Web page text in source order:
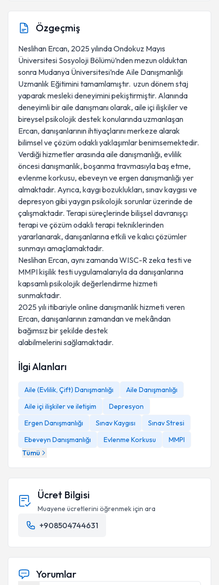
Özgeçmiş
Neslihan Ercan, 2025 yılında Ondokuz Mayıs
Üniversitesi Sosyoloji Bölümü’nden mezun olduktan
sonra Mudanya Üniversitesi’nde Aile Danışmanlığı
Uzmanlık Eğitimini tamamlamıştır. uzun dönem staj
yaparak mesleki deneyimini pekiştirmiştir. Alanında
deneyimli bir aile danışmanı olarak, aile içi ilişkiler ve
bireysel psikolojik destek konularında uzmanlaşan
Ercan, danışanlarının ihtiyaçlarını merkeze alarak
bilimsel ve çözüm odaklı yaklaşımlar benimsemektedir.
Verdiği hizmetler arasında aile danışmanlığı, evlilik
öncesi danışmanlık, boşanma travmasıyla baş etme,
evlenme korkusu, ebeveyn ve ergen danışmanlığı yer
almaktadır. Ayrıca, kaygı bozuklukları, sınav kaygısı ve
depresyon gibi yaygın psikolojik sorunlar üzerinde de
çalışmaktadır. Terapi süreçlerinde bilişsel davranışçı
terapi ve çözüm odaklı terapi tekniklerinden
yararlanarak, danışanlarına etkili ve kalıcı çözümler
sunmayı amaçlamaktadır.
Neslihan Ercan, aynı zamanda WISC-R zeka testi ve
MMPI kişilik testi uygulamalarıyla da danışanlarına
kapsamlı psikolojik değerlendirme hizmeti
sunmaktadır.
2025 yılı itibariyle online danışmanlık hizmeti veren
Ercan, danışanlarının zamandan ve mekândan
bağımsız bir şekilde destek
alabilmelerini sağlamaktadır.
İlgi Alanları
Aile (Evlilik, Çift) Danışmanlığı
Aile Danışmanlığı
Aile içi ilişkiler ve iletişim
Depresyon
Ergen Danışmanlığı
Sınav Kaygısı
Sınav Stresi
Ebeveyn Danışmanlığı
Evlenme Korkusu
MMPI
Tümü
Ücret Bilgisi
Muayene ücretlerini öğrenmek için ara
+908504744631
Yorumlar